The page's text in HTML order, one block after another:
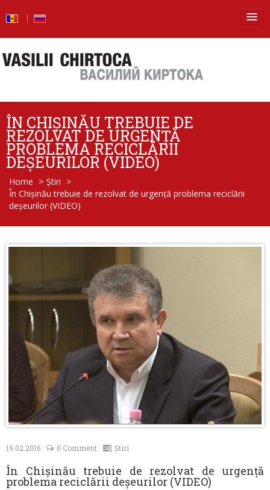
Știri
Blog
Foto
Video
Despre mine
Contacte
ÎN CHIȘINĂU TREBUIE DE
REZOLVAT DE URGENȚĂ
PROBLEMA RECICLĂRII
DEȘEURILOR (VIDEO)
Home > Știri >
În Chișinău trebuie de rezolvat de urgență problema reciclării
deșeurilor (VIDEO)
19.02.2016 0 Comment Știri
În Chișinău trebuie de rezolvat de urgență
problema reciclării deșeurilor (VIDEO)